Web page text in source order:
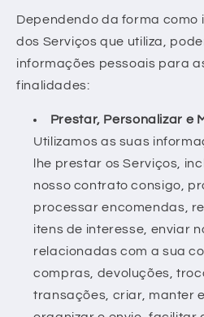
Dependendo da forma como
dos Serviços que utiliza,
informações pessoais para
finalidades:
Prestar, Personalizar e
Utilizamos as suas
lhe prestar os Serviços,
nosso contrato consigo,
processar encomendas,
itens de interesse, enviar
relacionadas com a sua
compras, devoluções,
transações, criar, manter